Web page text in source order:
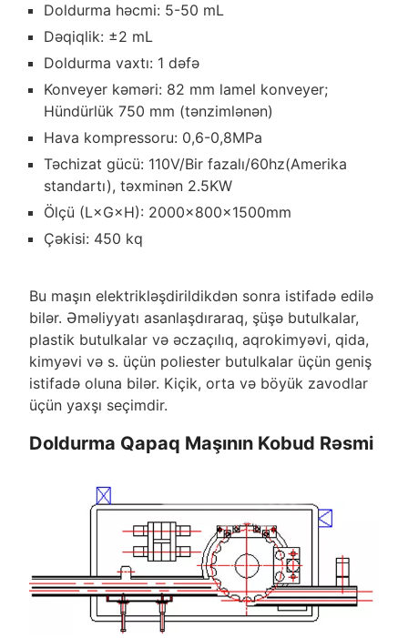
Doldurma həcmi: 5-50 mL
Dəqiqlik: ±2 mL
Doldurma vaxtı: 1 dəfə
Konveyer kəməri: 82 mm lamel konveyer;
Hündürlük 750 mm (tənzimlənən)
Hava kompressoru: 0,6-0,8MPa
Təchizat gücü: 110V/Bir fazalı/60hz(Amerika
standartı), təxminən 2.5KW
Ölçü (L×G×H): 2000×800×1500mm
Çəkisi: 450 kq
Bu maşın elektrikləşdirildikdən sonra istifadə edilə
bilər. Əməliyyatı asanlaşdıraraq, şüşə butulkalar,
plastik butulkalar və əczaçılıq, aqrokimyəvi, qida,
kimyəvi və s. üçün poliester butulkalar üçün geniş
istifadə oluna bilər. Kiçik, orta və böyük zavodlar
üçün yaxşı seçimdir.
Doldurma Qapaq Maşının Kobud Rəsmi